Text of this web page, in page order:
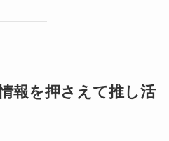
報を押さえて推し活